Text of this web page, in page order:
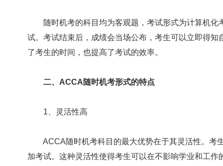
随时机考的科目均为客观题，考试形式为计算机化
试。考试结束后，成绩会当场公布，考生可以立即得
了考生的时间，也提高了考试的效率。
二、ACCA随时机考形式的特点
1、灵活性高
ACCA随时机考科目的最大优势在于其灵活性。考
加考试。这种灵活性使得考生可以在不影响学业和工